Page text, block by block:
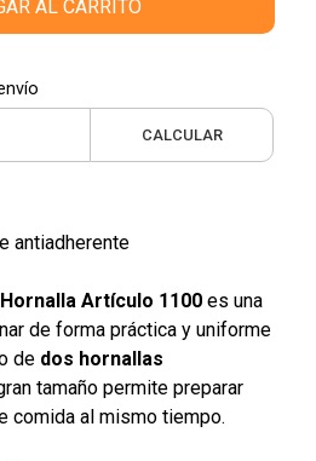
AL CARRITO
CALCULAR
antiadherente
Artículo 1100es una
de forma práctica y uniforme
de dos hornallas
tamaño permite preparar
comida al mismo tiempo.